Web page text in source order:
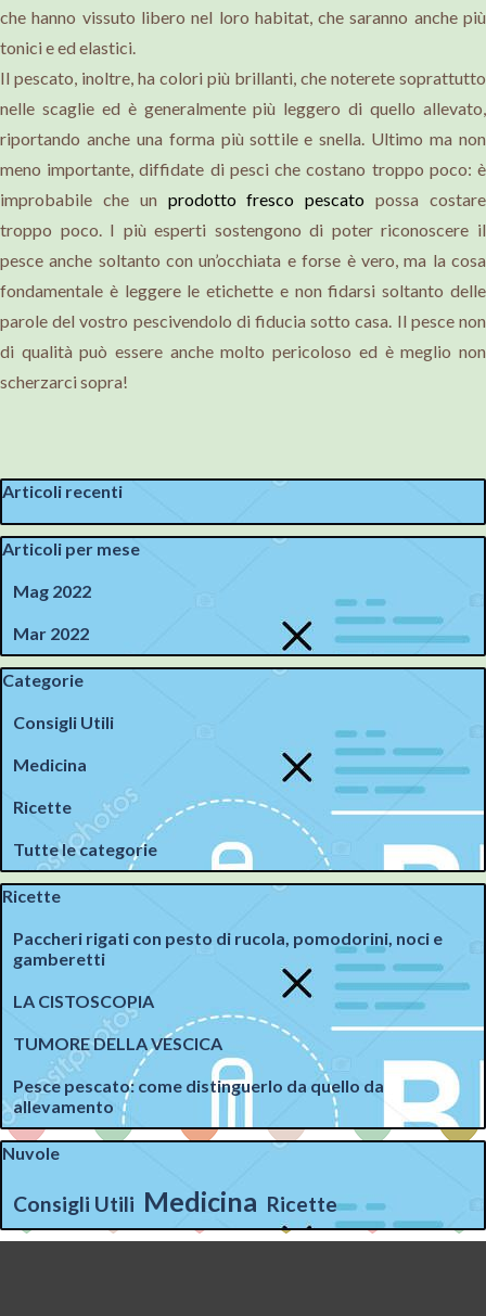
che hanno vissuto libero nel loro habitat, che saranno anche più
tonici e ed elastici.
Il pescato, inoltre, ha colori più brillanti, che noterete soprattutto
nelle scaglie ed è generalmente più leggero di quello allevato,
riportando anche una forma più sottile e snella. Ultimo ma non
meno importante, diffidate di pesci checostano troppo poco: è
improbabile che un prodotto fresco pescato possa costare
troppo poco. I più esperti sostengono di poter riconoscere il
pesce anche soltanto con un’occhiata e forse è vero, ma la cosa
fondamentale è leggere le etichette e non fidarsi soltanto delle
parole del vostro pescivendolo di fiducia sotto casa. Il pesce non
di qualità può essere anche molto pericoloso ed è meglio non
scherzarci sopra!
Salta blocco Articoli recenti
Articoli recenti
Salta blocco Articoli per mese
Articoli per mese
Mag 2022
Mar 2022
Salta blocco Categorie
Categorie
Consigli Utili
Medicina
Ricette
Tutte le categorie
Salta blocco Ricette
Ricette
Paccheri rigati con pesto di rucola, pomodorini, noci e
gamberetti
LA CISTOSCOPIA
TUMORE DELLA VESCICA
Pesce pescato: come distinguerlo da quello da
allevamento
Salta blocco Nuvole
Nuvole
Consigli Utili Medicina Ricette